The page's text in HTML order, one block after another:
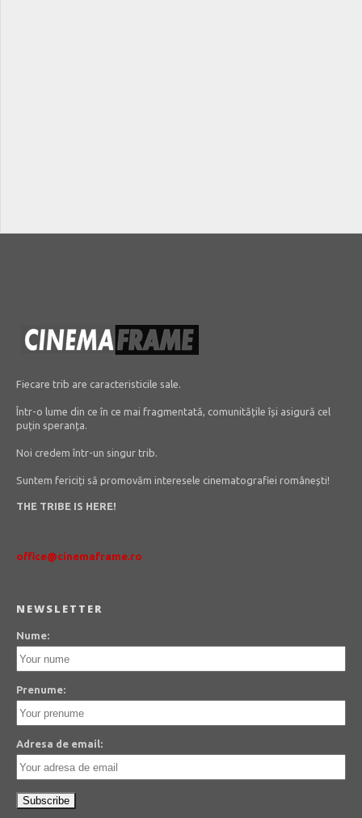
Fiecare trib are caracteristicile sale.
Într-o lume din ce în ce mai fragmentată, comunitățile își asigură cel
puțin speranța.
Noi credem într-un singur trib.
Suntem fericiți să promovăm interesele cinematografiei românești!
THE TRIBE IS HERE!
office@cinemaframe.ro
NEWSLETTER
Nume:
Prenume:
Adresa de email: